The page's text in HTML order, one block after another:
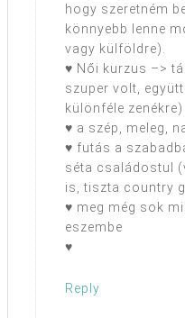
hogy szeretném
könnyebb lenne
vagy külföldre).
♥ Női kurzus –>
szuper volt,
különféle zenékre)
♥ a szép, meleg,
♥ futás a
séta családostul
is, tiszta country
♥ meg még sok
eszembe
♥
Reply